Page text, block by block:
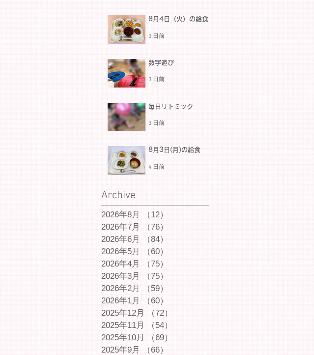
8月4日（火）の給食
3 日前
数字遊び
3 日前
毎日リトミック
3 日前
8月3日(月)の給食
4 日前
Archive
2026年8月 （12）
2026年7月
（76）
2026年6月
（84）
2026年5月
（60）
2026年4月
（75）
2026年3月
（75）
2026年2月
（59）
2026年1月
（60）
2025年12月
（72）
2025年11月
（54）
2025年10月
（69）
2025年9月
（66）